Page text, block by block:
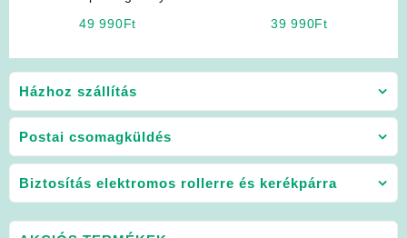
Házhoz szállítás
Postai csomagküldés
Biztosítás elektromos rollerre és kerékpárra
49 990Ft 39 990Ft